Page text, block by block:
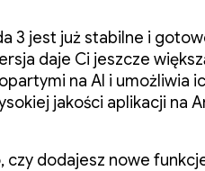
3 jest już stabilne i
daje Ci jeszcze
na AI i umożliwia
jakości aplikacji na
czy dodajesz nowe